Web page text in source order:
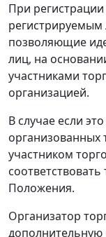
При
позволяющие
лиц, на
участниками
организацией.
В случае если
организованных
участником
Положения.
Организатор
дополнительную